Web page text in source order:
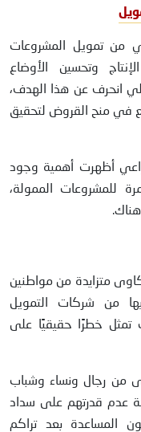
من تمويل المشروعات
وتحسين الأوضاع
انحرف عن هذا الهدف،
في منح القروض لتحقيق
أظهرت أهمية وجود
للمشروعات الممولة،
متزايدة من مواطنين
من شركات التمويل
تمثل خطرًا حقيقيًا على
من رجال ونساء وشباب
عدم قدرتهم على سداد
المساعدة بعد تراكم